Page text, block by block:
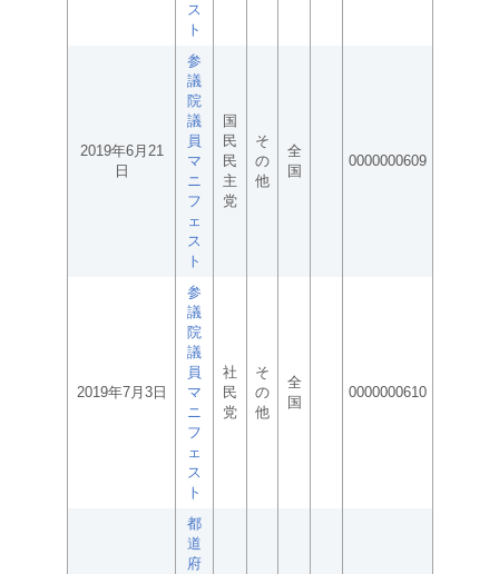
ス
ト
2019年6月21
日
参
議
院
議
員
マ
ニ
フ
ェ
ス
ト
国
民
民
主
党
そ
の
他
全
国
0000000609
2019年7月3日
参
議
院
議
員
マ
ニ
フ
ェ
ス
ト
社
民
党
そ
の
他
全
国
0000000610
都
道
府